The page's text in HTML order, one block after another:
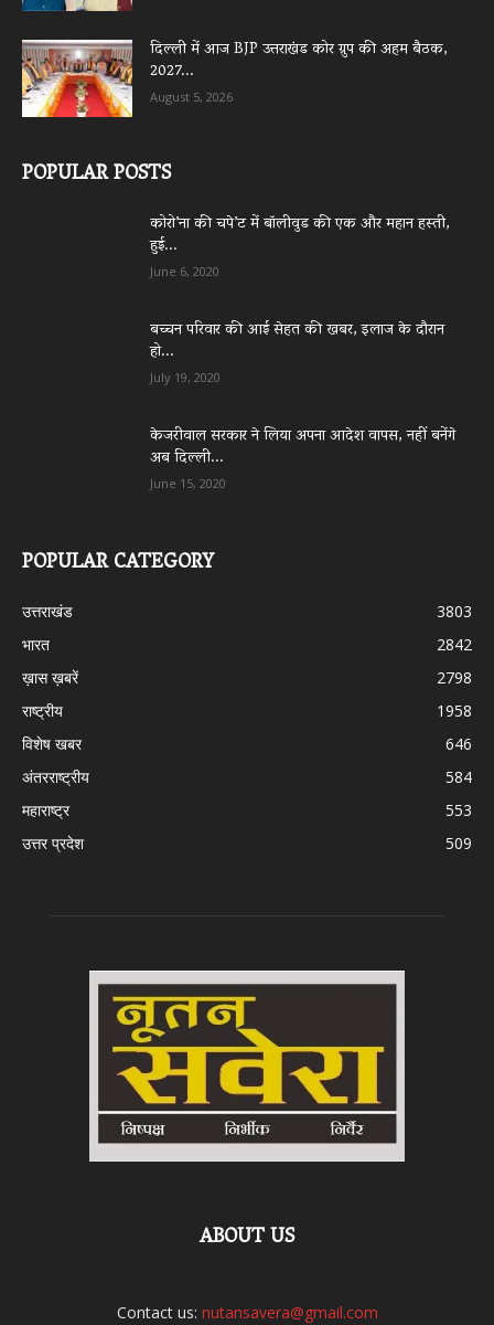
दिल्ली में आज BJP उत्तराखंड कोर ग्रुप की अहम बैठक,
2027...
August 5, 2026
POPULAR POSTS
कोरो’ना की चपे’ट में बॉलीवुड की एक और महान हस्ती,
हुई...
June 6, 2020
बच्चन परिवार की आई सेहत की खबर, इलाज के दौरान
हो...
July 19, 2020
केजरीवाल सरकार ने लिया अपना आदेश वापस, नहीं बनेंगे
अब दिल्ली...
June 15, 2020
POPULAR CATEGORY
उत्तराखंड
3803
भारत
2842
ख़ास ख़बरें
2798
राष्ट्रीय
1958
विशेष खबर
646
अंतरराष्ट्रीय
584
महाराष्ट्र
553
उत्तर प्रदेश
509
ABOUT US
Contact us: nutansavera@gmail.com